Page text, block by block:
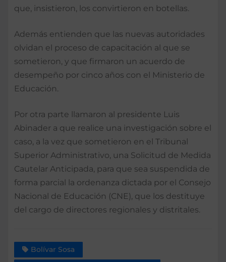
que, insistieron, los convirtieron en botellas.
Además entienden que las nuevas autoridades
olvidan el proceso de capacitación al que se
sometieron, y que firmaron un acuerdo de
desempeño por cinco años con el Ministerio de
Educación.
Por otra parte llamaron al presidente Luis
Abinader a que realice una investigación sobre el
caso, a la vez que sometieron en el Tribunal
Superior Administrativo, una Solicitud de Medida
Cautelar Anticipada, para que sea suspendida de
forma parcial la ordenanza dictada por el Consejo
Nacional de Educación (CNE), que los destituye
del cargo de directores regionales y distritales.
Bolívar Sosa